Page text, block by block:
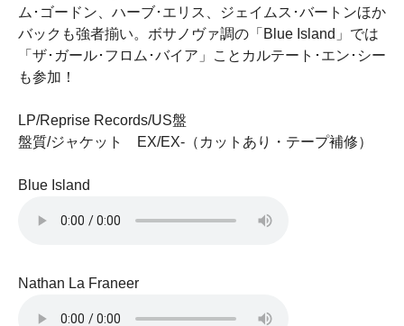
ム･ゴードン、ハーブ･エリス、ジェイムス･バートンほか
バックも強者揃い。ボサノヴァ調の「Blue Island」では
「ザ･ガール･フロム･バイア」ことカルテート･エン･シー
も参加！
LP/Reprise Records/US盤
盤質/ジャケット EX/EX-（カットあり・テープ補修）
Blue Island
Nathan La Franeer